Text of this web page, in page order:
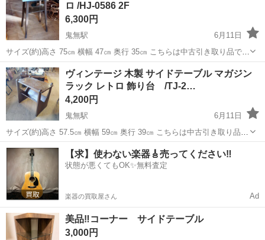
ロ /HJ-0586 2F
6,300円
鬼無駅
6月11日
サイズ(約)高さ 75㎝ 横幅 47㎝ 奥行 35㎝ こちらは中古引き取り品で
す。 傷や汚れぐらつき等、全体的に使用感、経年による劣化がしっか
りあります。 写真に写っていない所にも汚れキズ等ある場合があり
ま...
香川 高松市 テーブル レトロ
ヴィンテージ 木製 サイドテーブル マガジン
ラック レトロ 飾り台 /TJ-2…
4,200円
鬼無駅
6月11日
サイズ(約)高さ 57.5㎝ 横幅 59㎝ 奥行 39㎝ こちらは中古引き取り品で
す。 小傷や汚れ等、全体的に使用感、経年による劣化あります。 天板
に目立つ輪ジミがあります。 画鋲が刺さっている箇所があります...
香川 高松市 鬼無駅 テーブル ヴィンテージ
【求】使わない楽器🎸売ってください‼️
状態が悪くてもOK✨無料査定
楽器の買取屋さん Ad
美品‼️コーナー サイドテーブル
3,000円